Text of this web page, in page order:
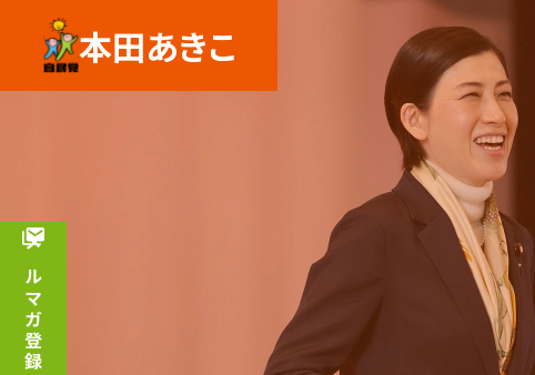
本田あきこ
メルマガ登録